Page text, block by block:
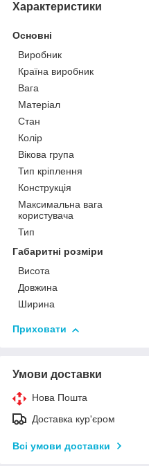
Характеристики
Основні
Виробник
Країна виробник
Вага
Матеріал
Стан
Колір
Вікова група
Тип кріплення
Конструкція
Максимальна вага
користувача
Тип
Габаритні розміри
Висота
Довжина
Ширина
Приховати
Умови доставки
Нова Пошта
Доставка кур'єром
Всі умови доставки